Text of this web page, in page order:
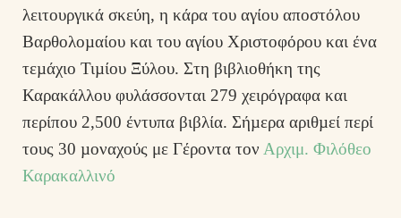
λειτουργικά σκεύη, η κάρα του αγίου αποστόλου
Βαρθολοµαίου και του αγίου Χριστοφόρου και ένα
τεµάχιο Τιµίου Ξύλου. Στη βιβλιοθήκη της
Καρακάλλου φυλάσσονται 279 χειρόγραφα και
περίπου 2,500 έντυπα βιβλία. Σήµερα αριθµεί περί
τους 30 µοναχούς με Γέροντα τον Αρχιμ. Φιλόθεο
Καρακαλλινό